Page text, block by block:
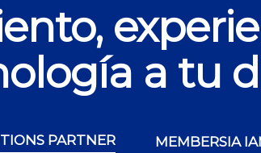
a tu
PARTNER MEMBERSIA